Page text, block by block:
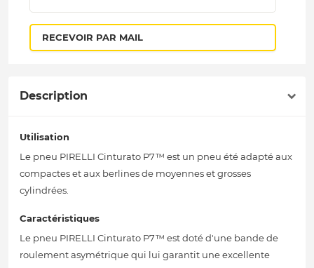
RECEVOIR PAR MAIL
Description
Utilisation
Le pneu PIRELLI Cinturato P7™ est un pneu été adapté aux
compactes et aux berlines de moyennes et grosses
cylindrées.
Caractéristiques
Le pneu PIRELLI Cinturato P7™ est doté d'une bande de
roulement asymétrique qui lui garantit une excellente